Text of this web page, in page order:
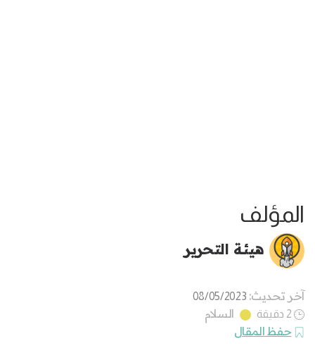
المؤلف
هيئة التحرير
آخر تحديث: 08/05/2023
2 دقيقة
السلام
حفظ المقال